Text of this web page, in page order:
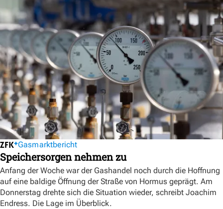
Gasmarktbericht
Speichersorgen nehmen zu
Anfang der Woche war der Gashandel noch durch die Hoffnung
auf eine baldige Öffnung der Straße von Hormus geprägt. Am
Donnerstag drehte sich die Situation wieder, schreibt Joachim
Endress. Die Lage im Überblick.